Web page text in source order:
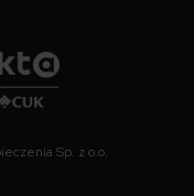
Sp. z o.o.